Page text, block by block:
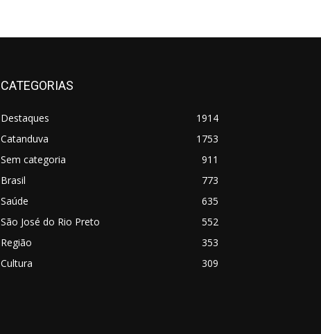
CATEGORIAS
Destaques
1914
Catanduva
1753
Sem categoria
911
Brasil
773
Saúde
635
São José do Rio Preto
552
Região
353
Cultura
309